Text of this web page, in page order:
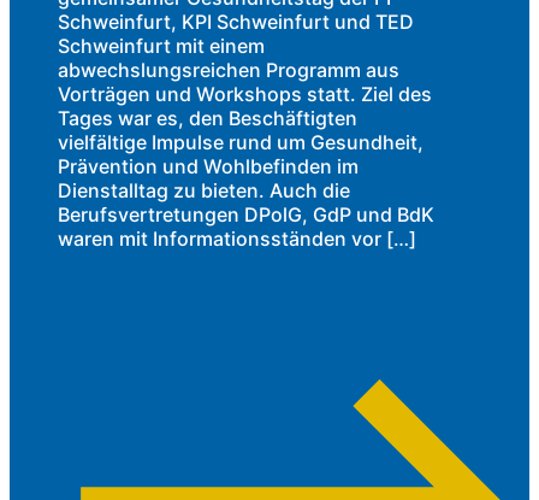
Schweinfurt, KPI Schweinfurt und TED
Schweinfurt mit einem
abwechslungsreichen Programm aus
Vorträgen und Workshops statt. Ziel des
Tages war es, den Beschäftigten
vielfältige Impulse rund um Gesundheit,
Prävention und Wohlbefinden im
Dienstalltag zu bieten. Auch die
Berufsvertretungen DPolG, GdP und BdK
waren mit Informationsständen vor […]